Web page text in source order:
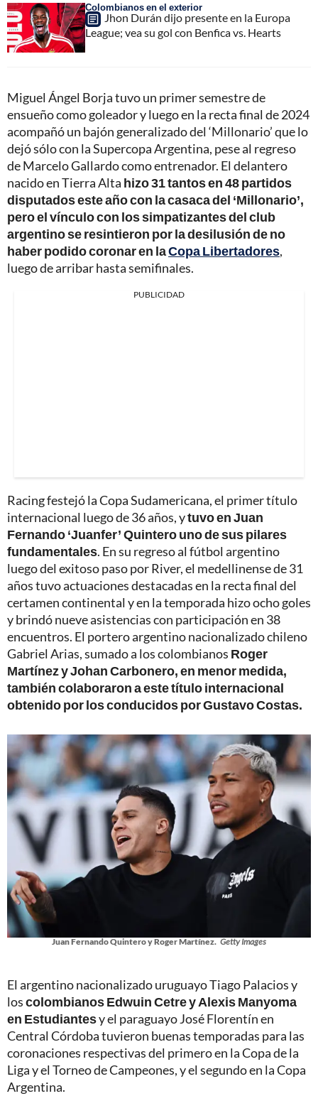
Colombianos en el exterior
Jhon Durán dijo presente en la Europa
League; vea su gol con Benfica vs. Hearts
Miguel Ángel Borja tuvo un primer semestre de
ensueño como goleador y luego en la recta final de 2024
acompañó un bajón generalizado del ‘Millonario’ que lo
dejó sólo con la Supercopa Argentina, pese al regreso
de Marcelo Gallardo como entrenador. El delantero
nacido en Tierra Alta hizo 31 tantos en 48 partidos
disputados este año con la casaca del ‘Millonario’,
pero el vínculo con los simpatizantes del club
argentino se resintieron por la desilusión de no
haber podido coronar en laCopa Libertadores,
luego de arribar hasta semifinales.
PUBLICIDAD
Racing festejó la Copa Sudamericana, el primer título
internacional luego de 36 años, ytuvo en Juan
Fernando ‘Juanfer’ Quintero uno de sus pilares
fundamentales. En su regreso al fútbol argentino
luego del exitoso paso por River, el medellinense de 31
años tuvo actuaciones destacadas en la recta final del
certamen continental y en la temporada hizo ocho goles
y brindó nueve asistencias con participación en 38
encuentros. El portero argentino nacionalizado chileno
Gabriel Arias, sumado a los colombianos Roger
Martínez y Johan Carbonero, en menor medida,
también colaboraron a este título internacional
obtenido por los conducidos por Gustavo Costas.
Juan Fernando Quintero y Roger Martínez. Getty Images
El argentino nacionalizado uruguayo Tiago Palacios y
loscolombianos Edwuin Cetre y Alexis Manyoma
en Estudiantesy el paraguayo José Florentín en
Central Córdoba tuvieron buenas temporadas para las
coronaciones respectivas del primero en la Copa de la
Liga y el Torneo de Campeones, y el segundo en la Copa
Argentina.